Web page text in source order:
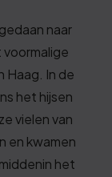
naar
Haag. In de
het hijsen
vielen van
en kwamen
het